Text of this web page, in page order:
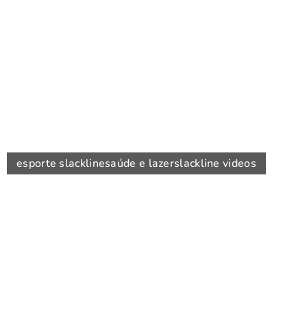
esporte slacklinesaúde e lazerslackline videos